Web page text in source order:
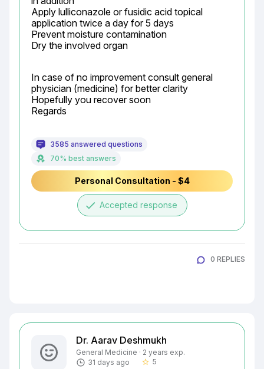
Apply lulliconazole or fusidic acid topical
application twice a day for 5 days
Prevent moisture contamination
Dry the involved organ
In case of no improvement consult general
physician (medicine) for better clarity
Hopefully you recover soon
Regards
3585 answered questions
70% best answers
Personal Consultation - $4
done Accepted response
0 REPLIES
Dr. Aarav Deshmukh
General Medicine · 2 years exp.
31 days ago
star_border 5